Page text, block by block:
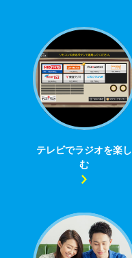
テレビでラジオを楽し
む